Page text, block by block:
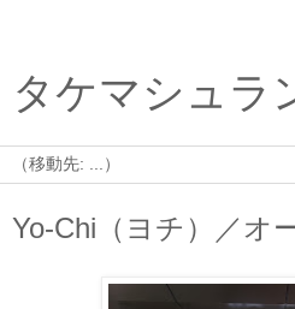
タケマシュラ
Yo-Chi（ヨチ）／オ